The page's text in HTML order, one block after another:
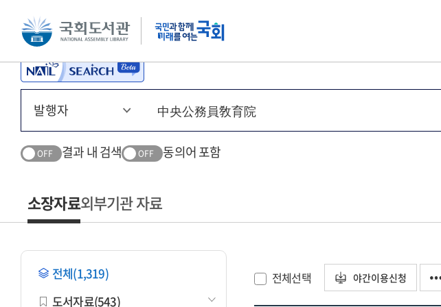
본문 바로가기 주메뉴 바로가기
OFF 결과 내 검색 OFF 동의어 포함
소장자료외부기관 자료
전체(1,319)
도서자료(543)
전체선택 야간이용신청